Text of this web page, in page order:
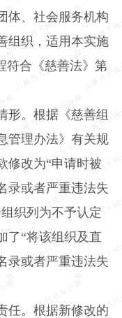
体、社会服务机构
组织，适用本实施
符合《慈善法》第
形。根据《慈善组
管理办法》有关规
修改为“申请时被
录或者严重违法失
织列为不予认定
了“将该组织及直
录或者严重违法失
任。根据新修改的